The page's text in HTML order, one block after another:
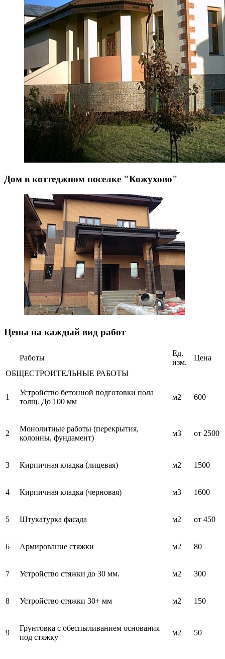
Дом в коттеджном поселке "Кожухово"
Цены на каждый вид работ
Работы
Ед.
изм.
Цена
ОБЩЕСТРОИТЕЛЬНЫЕ РАБОТЫ
1
Устройство бетонной подготовки пола
толщ. До 100 мм
м2 600
2
Монолитные работы (перекрытия,
колонны, фундамент)
м3 от 2500
3 Кирпичная кладка (лицевая) м2 1500
4 Кирпичная кладка (черновая) м3 1600
5 Штукатурка фасада м2 от 450
6 Армирование стяжки м2 80
7 Устройство стяжки до 30 мм. м2 300
8 Устройство стяжки 30+ мм м2 150
9
Грунтовка с обеспыливанием основания
под стяжку
м2 50